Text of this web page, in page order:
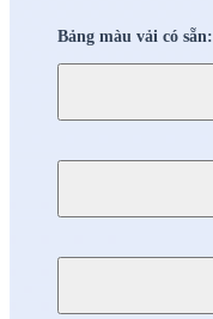
Bảng màu vải có sẵn: